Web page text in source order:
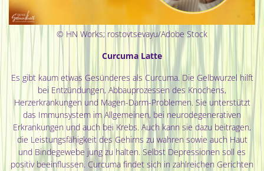
© HN Works; rostovtsevayu/Adobe Stock
Curcuma Latte
Es gibt kaum etwas Gesünderes als Curcuma. Die Gelbwurzel hilft
bei Entzündungen, Abbauprozessen des Knochens,
Herzerkrankungen und Magen-Darm-Problemen. Sie unterstützt
das Immunsystem im Allgemeinen, bei neurodegenerativen
Erkrankungen und auch bei Krebs. Auch kann sie dazu beitragen,
die Leistungsfähigkeit des Gehirns zu wahren sowie auch Haut
und Bindegewebe jung zu halten. Selbst Depressionen soll es
positiv beeinflussen. Curcuma findet sich in zahlreichen Gerichten